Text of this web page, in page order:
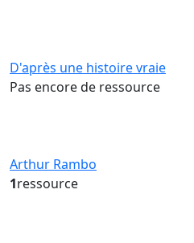
D'après une histoire vraie
Pas encore de ressource
Arthur Rambo
1ressource